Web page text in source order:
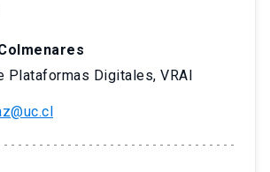
Plataformas Digitales, VRAI